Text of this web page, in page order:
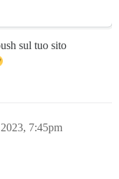
sul tuo sito
7:45pm